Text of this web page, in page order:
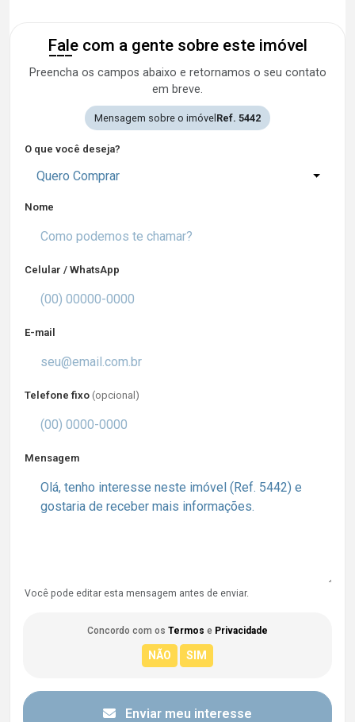
Fale com a gente sobre este imóvel
Preencha os campos abaixo e retornamos o seu contato
em breve.
Mensagem sobre o imóvel Ref. 5442
O que você deseja?
Quero Comprar
Nome
Celular / WhatsApp
E-mail
Telefone fixo (opcional)
Mensagem
Você pode editar esta mensagem antes de enviar.
Concordo com os Termos e Privacidade
Enviar meu interesse